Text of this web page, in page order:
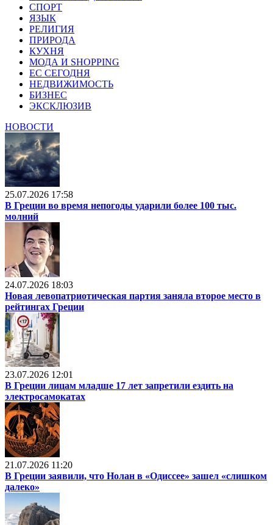
СПОРТ
ЯЗЫК
РЕЛИГИЯ
ПРИРОДА
КУХНЯ
МОДА И SHOPPING
ЕС СЕГОДНЯ
НЕДВИЖИМОСТЬ
БИЗНЕС
ЭКСКЛЮЗИВ
НОВОСТИ
25.07.2026 17:58
В Греции во время непогоды ударили более 100 тыс.
молний
24.07.2026 18:03
Новая левопатриотическая партия заняла второе место в
рейтингах Греции
23.07.2026 12:01
В Греции лицам младше 17 лет запретили ездить на
электросамокатах
21.07.2026 11:20
В Греции заявили, что Нолан в «Одиссее» зашел «слишком
далеко»